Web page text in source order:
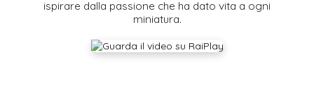
ispirare dalla passione che ha dato vita a ogni
miniatura.